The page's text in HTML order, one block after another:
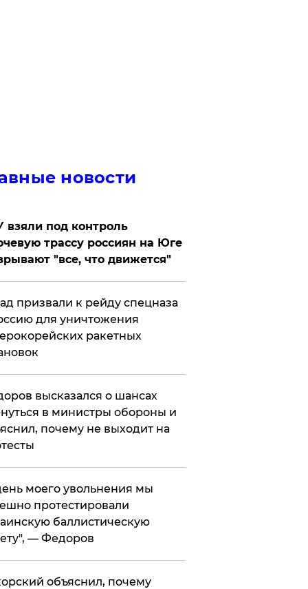
новости
взяли под контроль
трассу россиян на Юге
"все, что движется"
призвали к рейду спецназа
для уничтожения
ракетных
высказался о шансах
в министры обороны и
почему не выходит на
моего увольнения мы
протестировали
баллистическую
— Федоров
объяснил, почему